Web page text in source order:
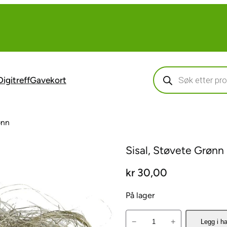
Gavekort
Products
search
Sisal, Støvete Grønn
kr30,00
På lager
− + Legg i